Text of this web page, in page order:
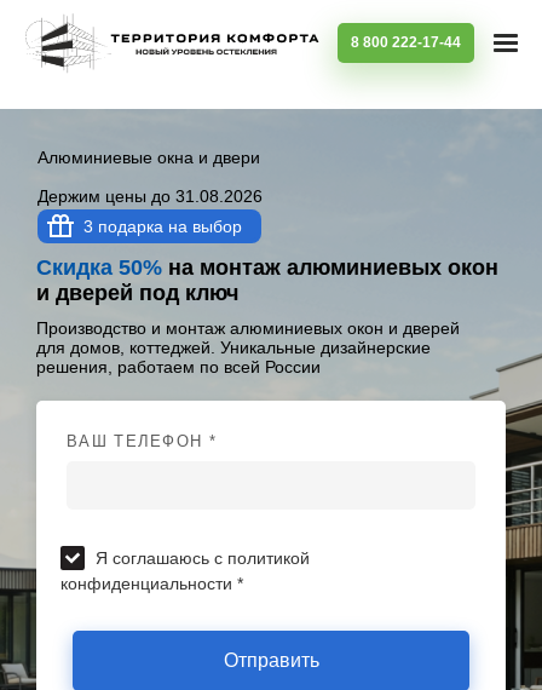
8 800 222-17-44
Алюминиевые окна и двери
Держим цены до 31.08.2026
3 подарка на выбор
Скидка 50% на монтаж алюминиевых окон
и дверей под ключ
Производство и монтаж алюминиевых окон и дверей
для домов, коттеджей. Уникальные дизайнерские
решения, работаем по всей России
ВАШ ТЕЛЕФОН *
Я соглашаюсь с политикой
конфиденциальности *
Отправить